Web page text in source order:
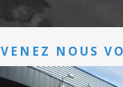
VENEZ NOUS